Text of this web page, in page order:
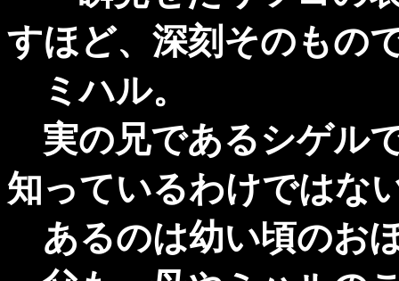
すほど、深刻そのもの
ミハル。
実の兄であるシゲル
知っているわけではな
あるのは幼い頃のお